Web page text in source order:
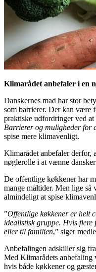
Klimarådet anbefaler i en
Danskernes mad har stor
som barrierer. Der kan være
praktiske udfordringer ved
Barrierer og muligheder for
spise mere klimavenligt.
Klimarådet anbefaler derfor,
nøglerolle i at vænne
De offentlige køkkener har
mange måltider. Men lige
almindeligt at spise
”Offentlige køkkener er helt
idealistisk gruppe. Hvis
eller til familien,” siger
Anbefalingen adskiller sig
Med Klimarådets anbefaling
hvis både køkkener og